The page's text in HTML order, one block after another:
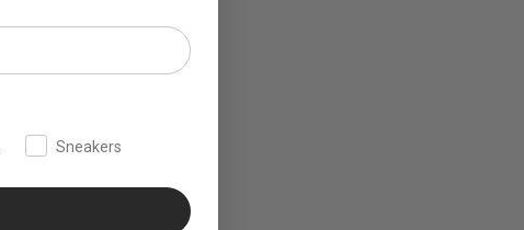
Sneakers